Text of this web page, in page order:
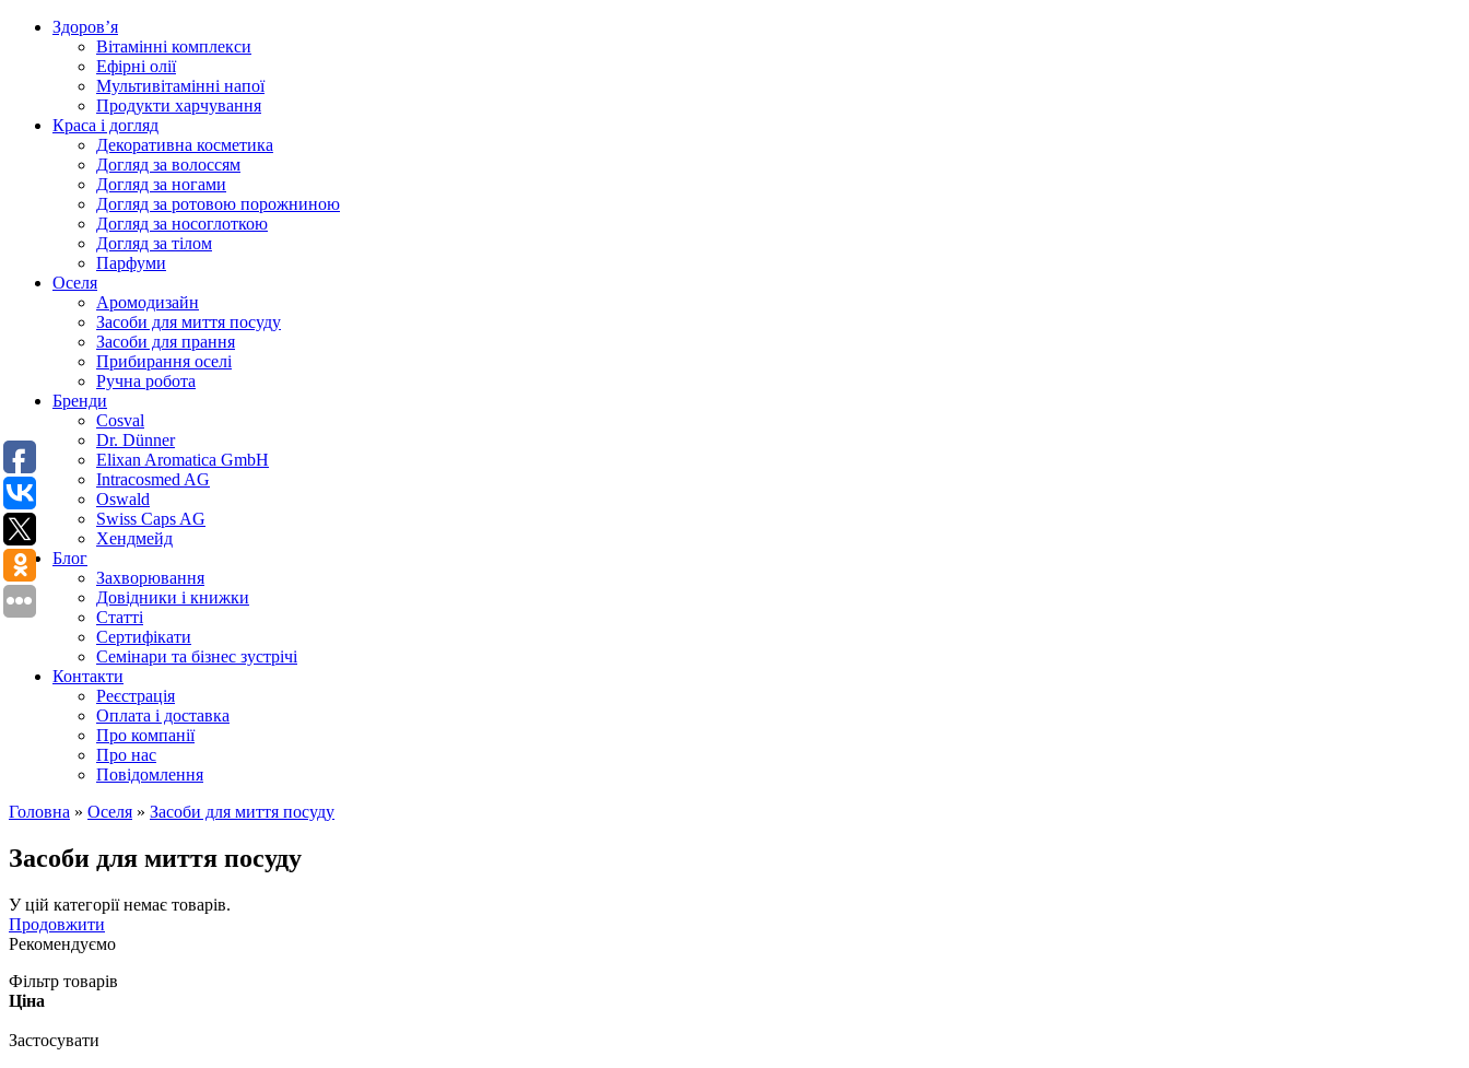
Здоров’я
Вітамінні комплекси
Ефірні олії
Мультивітамінні напої
Продукти харчування
Краса і догляд
Декоративна косметика
Догляд за волоссям
Догляд за ногами
Догляд за ротовою порожниною
Догляд за носоглоткою
Догляд за тілом
Парфуми
Оселя
Аромодизайн
Засоби для миття посуду
Засоби для прання
Прибирання оселі
Ручна робота
Бренди
Cosval
Dr. Dünner
Elixan Aromatica GmbH
Intracosmed AG
Oswald
Swiss Caps AG
Хендмейд
Блог
Захворювання
Довідники і книжки
Статті
Сертифікати
Семінари та бізнес зустрічі
Контакти
Реєстрація
Оплата і доставка
Про компанії
Про нас
Повідомлення
Головна » Оселя » Засоби для миття посуду
Засоби для миття посуду
У цій категорії немає товарів.
Продовжити
Рекомендуємо
Фільтр товарів
Ціна
Застосувати